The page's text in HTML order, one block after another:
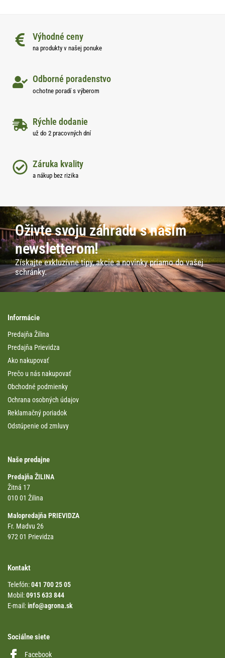
Výhodné ceny
na produkty v našej ponuke
Odborné poradenstvo
ochotne poradí s výberom
Rýchle dodanie
už do 2 pracovných dní
Záruka kvality
a nákup bez rizika
Oživte svoju záhradu s naším
newsletterom!
Získajte exkluzívne tipy, akcie a novinky priamo do vašej
schránky.
Informácie
Predajňa Žilina
Predajňa Prievidza
Ako nakupovať
Prečo u nás nakupovať
Obchodné podmienky
Ochrana osobných údajov
Reklamačný poriadok
Odstúpenie od zmluvy
Naše predajne
Predajňa ŽILINA
Žitná 17
010 01 Žilina
Malopredajňa PRIEVIDZA
Fr. Madvu 26
972 01 Prievidza
Kontakt
Telefón:041 700 25 05
Mobil:0915 633 844
E-mail:info@agrona.sk
Sociálne siete
Facebook